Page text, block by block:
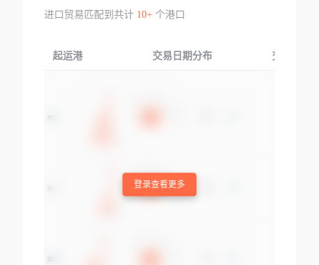
进口贸易匹配到共计 10+个港口
起运港 交易日期分布 交易产品
登录查看更多